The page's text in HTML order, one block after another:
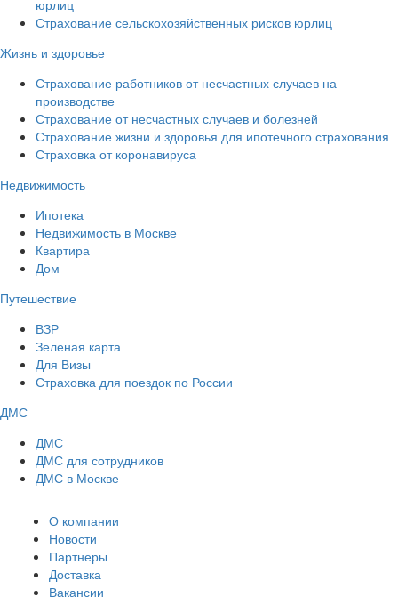
юрлиц
Страхование сельскохозяйственных рисков юрлиц
Жизнь и здоровье
Страхование работников от несчастных случаев на
производстве
Страхование от несчастных случаев и болезней
Страхование жизни и здоровья для ипотечного страхования
Страховка от коронавируса
Недвижимость
Ипотека
Недвижимость в Москве
Квартира
Дом
Путешествие
ВЗР
Зеленая карта
Для Визы
Страховка для поездок по России
ДМС
ДМС
ДМС для сотрудников
ДМС в Москве
О компании
Новости
Партнеры
Доставка
Вакансии